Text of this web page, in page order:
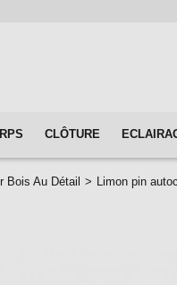
CLÔTURE
Bois Au Détail > Limon pin